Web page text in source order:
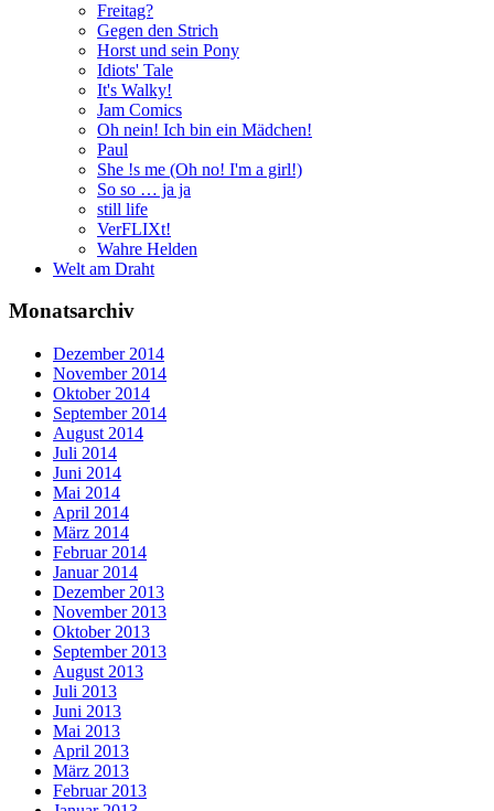
Freitag?
Gegen den Strich
Horst und sein Pony
Idiots' Tale
It's Walky!
Jam Comics
Oh nein! Ich bin ein Mädchen!
Paul
She !s me (Oh no! I'm a girl!)
So so … ja ja
still life
VerFLIXt!
Wahre Helden
Welt am Draht
Monatsarchiv
Dezember 2014
November 2014
Oktober 2014
September 2014
August 2014
Juli 2014
Juni 2014
Mai 2014
April 2014
März 2014
Februar 2014
Januar 2014
Dezember 2013
November 2013
Oktober 2013
September 2013
August 2013
Juli 2013
Juni 2013
Mai 2013
April 2013
März 2013
Februar 2013